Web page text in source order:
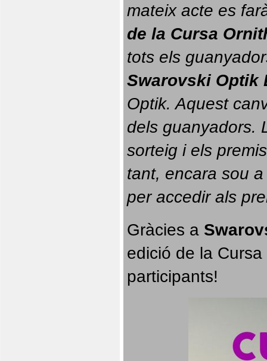
mateix acte es
de la Cursa
tots els
Swarovski Optik
Optik. Aquest
dels guanyadors.
sorteig i els
tant, encara sou
per accedir als
Gràcies a
edició de la
participants!